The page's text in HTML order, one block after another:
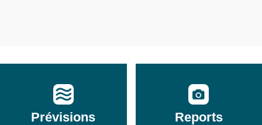
Prévisions Reports